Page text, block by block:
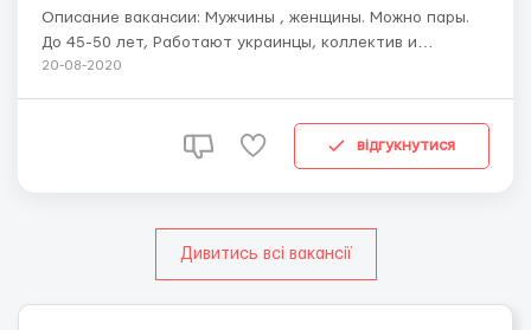
Описание вакансии: Мужчины , женщины. Можно пары.
До 45-50 лет, Работают украинцы, коллектив и
бригадир хорошие Без аллергии на пыльцу цветочных
2,6 км от места работы. Ходит с...
20-08-2020
відгукнутися
Дивитись всі вакансії